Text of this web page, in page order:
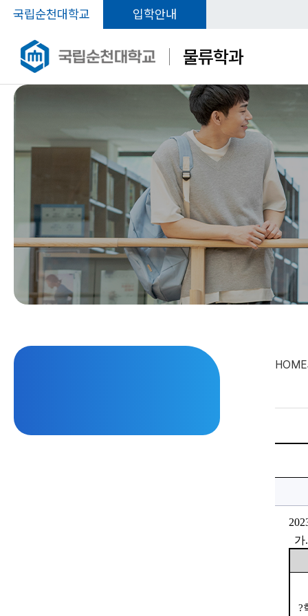
국립순천대학교 입학안내
물류학과
HOME
도
대
가.
?